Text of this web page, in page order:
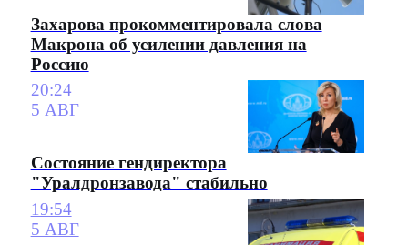
Захарова прокомментировала слова
Макрона об усилении давления на
Россию
20:24
5 АВГ
Состояние гендиректора
"Уралдронзавода" стабильно
19:54
5 АВГ